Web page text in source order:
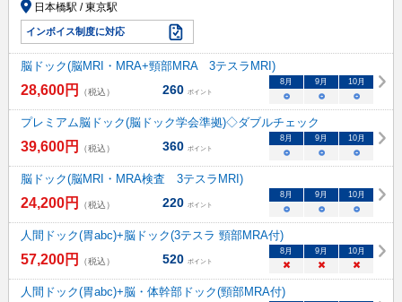
日本橋駅 / 東京駅
インボイス制度に対応
脳ドック(脳MRI・MRA+頸部MRA 3テスラMRI)
28,600円 （税込） 260 ポイント
8月 9月 10月
○ ○ ○
プレミアム脳ドック(脳ドック学会準拠)◇ダブルチェック
39,600円 （税込） 360 ポイント
8月 9月 10月
○ ○ ○
脳ドック(脳MRI・MRA検査 3テスラMRI)
24,200円 （税込） 220 ポイント
8月 9月 10月
○ ○ ○
人間ドック(胃abc)+脳ドック(3テスラ 頸部MRA付)
57,200円 （税込） 520 ポイント
8月 9月 10月
× × ×
人間ドック(胃abc)+脳・体幹部ドック(頸部MRA付)